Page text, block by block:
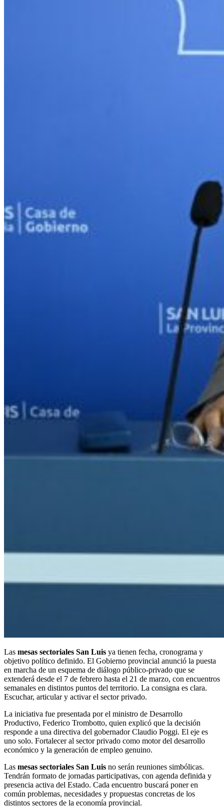
Las mesas sectoriales San Luis ya tienen fecha, cronograma y
objetivo político definido. El Gobierno provincial anunció la puesta
en marcha de un esquema de diálogo público-privado que se
extenderá desde el 7 de febrero hasta el 21 de marzo, con encuentros
semanales en distintos puntos del territorio. La consigna es clara.
Escuchar, articular y activar el sector privado.
La iniciativa fue presentada por el ministro de Desarrollo
Productivo, Federico Trombotto, quien explicó que la decisión
responde a una directiva del gobernador Claudio Poggi. El eje es
uno solo. Fortalecer al sector privado como motor del desarrollo
económico y la generación de empleo genuino.
Las mesas sectoriales San Luis no serán reuniones simbólicas.
Tendrán formato de jornadas participativas, con agenda definida y
presencia activa del Estado. Cada encuentro buscará poner en
común problemas, necesidades y propuestas concretas de los
distintos sectores de la economía provincial.